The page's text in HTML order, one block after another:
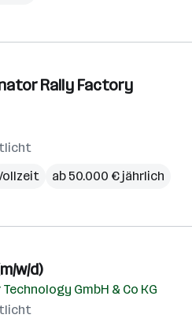
Rally Factory
ab 50.000 € jährlich
w/d)
GmbH & Co KG